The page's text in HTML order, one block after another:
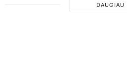
DAUGIAU